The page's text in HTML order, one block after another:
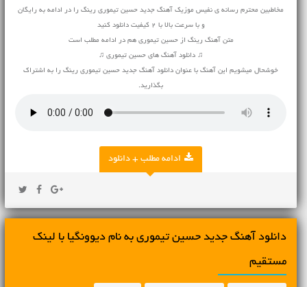
مخاطبین محترم رسانه ی نفیس موزیک آهنگ جدید حسین تیموری رینگ را در ادامه به رایگان
و با سرعت بالا با 2 کیفیت دانلود کنید
متن آهنگ رینگ از حسین تیموری هم در ادامه مطلب است
♫ دانلود آهنگ های حسین تیموری ♫
خوشحال میشویم این آهنگ با عنوان دانلود آهنگ جدید حسین تیموری رینگ را به اشتراک
بگذارید.
ادامه مطلب + دانلود
دانلود آهنگ جديد حسین تیموری به نام دیوونگیا با لینک
مستقیم